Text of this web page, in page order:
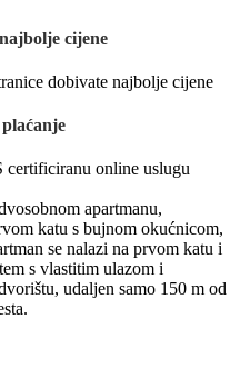
cijene
dobivate najbolje cijene
online uslugu
apartmanu,
katu s bujnom okućnicom,
se nalazi na prvom katu i
s vlastitim ulazom i
udaljen samo 150 m od